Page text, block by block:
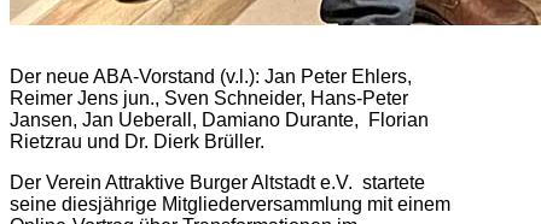
Der neue ABA-Vorstand (v.l.): Jan Peter Ehlers,
Reimer Jens jun., Sven Schneider, Hans-Peter
Jansen, Jan Ueberall, Damiano Durante, Florian
Rietzrau und Dr. Dierk Brüller.
Der Verein Attraktive Burger Altstadt e.V. startete
seine diesjährige Mitgliederversammlung mit einem